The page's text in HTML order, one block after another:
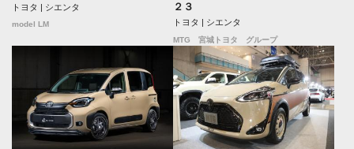
トヨタ | シエンタ
model LM
２３
トヨタ | シエンタ
MTG 宮城トヨタ グループ